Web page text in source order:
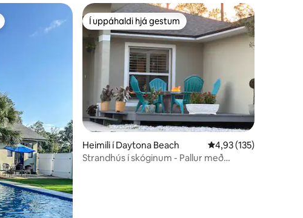
Í uppáhaldi hjá gestum
Í uppáhaldi hjá gestum
Heimili í Daytona Beach 4,93 af 5 í
4,93 (135)
Strandhús í skóginum - Pallur með